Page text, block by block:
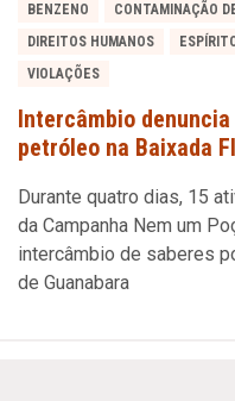
BENZENO CONTAMINAÇÃO
DIREITOS HUMANOS
VIOLAÇÕES
Intercâmbio
petróleo na Baixada
Durante quatro dias, 15
da Campanha Nem um
intercâmbio de saberes
de Guanabara